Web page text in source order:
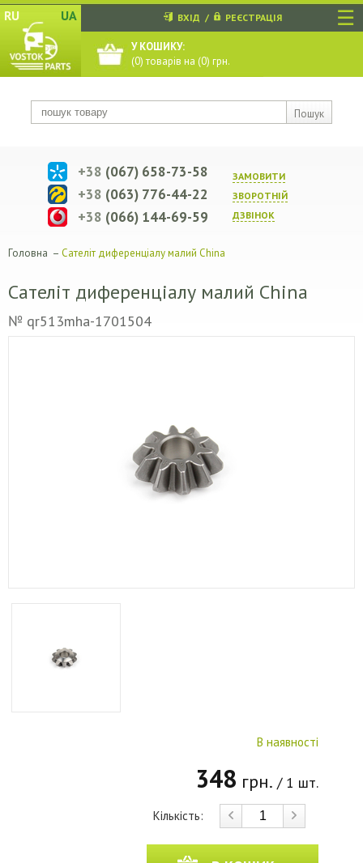
☰
RU UA
Пошук
ВХІД / РЕЄСТРАЦІЯ
У КОШИКУ:
(0) товарів на (0) грн.
ЗАМОВИТИ
ЗВОРОТНIЙ
ДЗВIНОК
+38 (067) 658-73-58
+38 (063) 776-44-22
+38 (066) 144-69-59
Головна – Сателіт диференціалу малий China
Сателіт диференціалу малий China
№ qr513mha-1701504
В наявності
348 грн. / 1 шт.
Кількість: